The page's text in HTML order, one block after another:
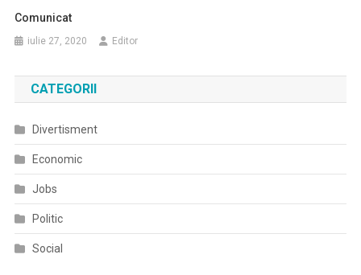
Comunicat
iulie 27, 2020 Editor
CATEGORII
Divertisment
Economic
Jobs
Politic
Social